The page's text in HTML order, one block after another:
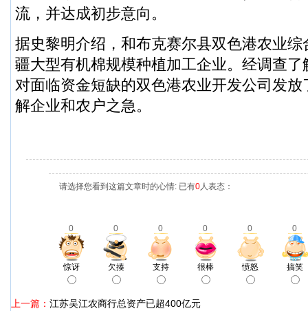
流，并达成初步意向。
据史黎明介绍，和布克赛尔县双色港农业
疆大型有机棉规模种植加工企业。经调查
对面临资金短缺的双色港农业开发公司发
解企业和农户之急。
请选择您看到这篇文章时的心情: 已有0人表态：
0 0 0 0 0 0
惊讶 欠揍 支持 很棒 愤怒 搞笑
上一篇： 江苏吴江农商行总资产已超400亿元